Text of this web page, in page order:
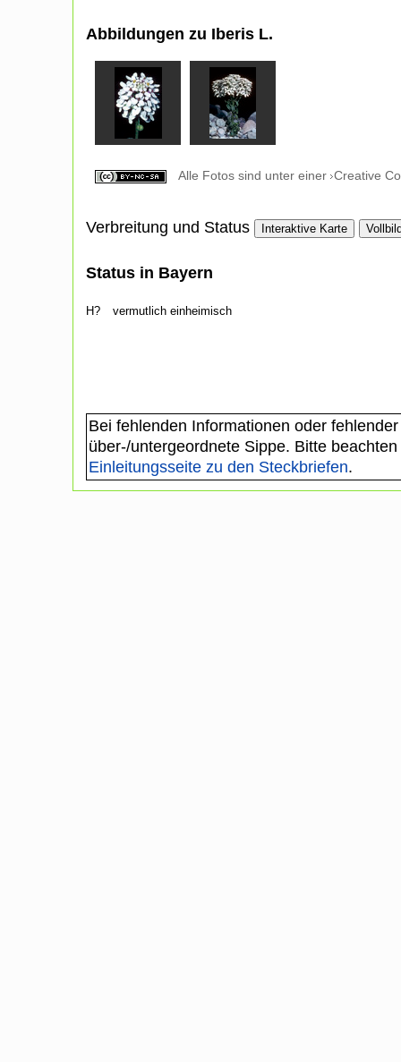
Abbildungen zu Iberis L.
Alle Fotos sind unter einer Creative
Verbreitung und Status Interaktive Karte
Status in Bayern
H? vermutlich einheimisch
Bei fehlenden Informationen oder
über-/untergeordnete Sippe. Bitte
Einleitungsseite zu den Steckbriefen.